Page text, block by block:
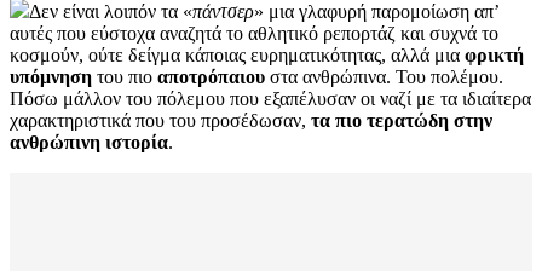
Δεν είναι λοιπόν τα «πάντσερ» μια γλαφυρή παρομοίωση απ’
αυτές που εύστοχα αναζητά το αθλητικό ρεπορτάζ και συχνά το
κοσμούν, ούτε δείγμα κάποιας ευρηματικότητας, αλλά μια φρικτή
υπόμνηση του πιο αποτρόπαιου στα ανθρώπινα. Του πολέμου.
Πόσω μάλλον του πόλεμου που εξαπέλυσαν οι ναζί με τα ιδιαίτερα
χαρακτηριστικά που του προσέδωσαν, τα πιο τερατώδη στην
ανθρώπινη ιστορία.